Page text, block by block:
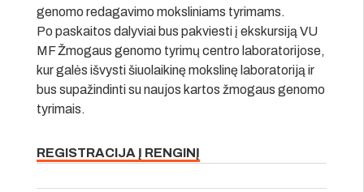
genomo redagavimo moksliniams tyrimams.
Po paskaitos dalyviai bus pakviesti į ekskursiją VU
MF Žmogaus genomo tyrimų centro laboratorijose,
kur galės išvysti šiuolaikinę mokslinę laboratoriją ir
bus supažindinti su naujos kartos žmogaus genomo
tyrimais.
REGISTRACIJA Į RENGINĮ